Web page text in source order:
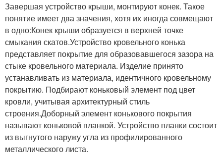
Завершая устройство крыши, монтируют конек. Такое
понятие имеет два значения, хотя их иногда совмещают
в одно:Конек крыши образуется в верхней точке
смыкания скатов.Устройство кровельного конька
представляет покрытие для образовавшегося зазора на
стыке кровельного материала. Изделие принято
устанавливать из материала, идентичного кровельному
покрытию. Подбирают коньковый элемент под цвет
кровли, учитывая архитектурный стиль
строения.Доборный элемент конькового покрытия
называют коньковой планкой. Устройство планки состоит
из выгнутого наружу угла из профилированного
металлического листа.